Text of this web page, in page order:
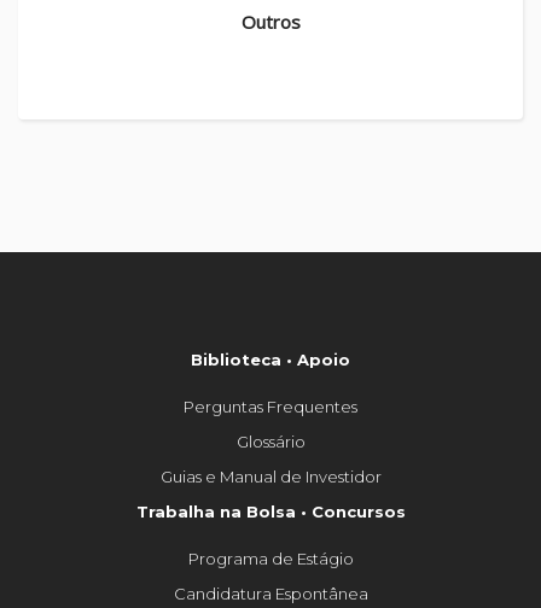
Outros
Biblioteca • Apoio
Perguntas Frequentes
Glossário
Guias e Manual de Investidor
Trabalha na Bolsa • Concursos
Programa de Estágio
Candidatura Espontânea